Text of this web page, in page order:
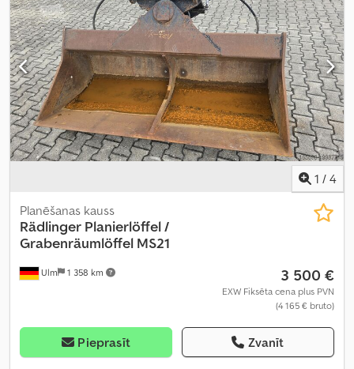
1 / 4
Ulm 1 358 km
Planēšanas kauss
Rädlinger Planierlöffel /
Grabenräumlöffel MS21
3 500 €
EXW Fiksēta cena plus PVN
(4 165 € bruto)
Pieprasīt Zvanīt